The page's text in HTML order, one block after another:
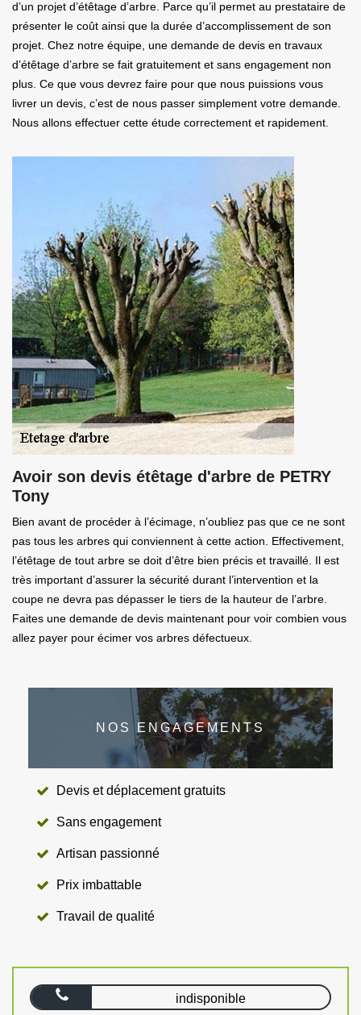
d’un projet d’étêtage d’arbre. Parce qu’il permet au prestataire de
présenter le coût ainsi que la durée d’accomplissement de son
projet. Chez notre équipe, une demande de devis en travaux
d’étêtage d’arbre se fait gratuitement et sans engagement non
plus. Ce que vous devrez faire pour que nous puissions vous
livrer un devis, c’est de nous passer simplement votre demande.
Nous allons effectuer cette étude correctement et rapidement.
Avoir son devis étêtage d'arbre de PETRY
Tony
Bien avant de procéder à l’écimage, n’oubliez pas que ce ne sont
pas tous les arbres qui conviennent à cette action. Effectivement,
l’étêtage de tout arbre se doit d’être bien précis et travaillé. Il est
très important d’assurer la sécurité durant l’intervention et la
coupe ne devra pas dépasser le tiers de la hauteur de l’arbre.
Faites une demande de devis maintenant pour voir combien vous
allez payer pour écimer vos arbres défectueux.
NOS ENGAGEMENTS
Devis et déplacement gratuits
Sans engagement
Artisan passionné
Prix imbattable
Travail de qualité
indisponible